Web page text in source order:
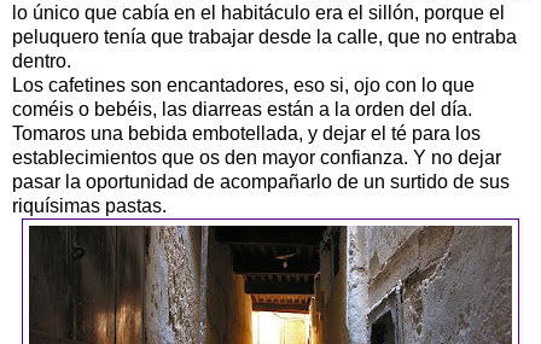
lo único que cabía en el habitáculo era el sillón, porque el
peluquero tenía que trabajar desde la calle, que no entraba
dentro.
Los cafetines son encantadores, eso si, ojo con lo que
coméis o bebéis, las diarreas están a la orden del día.
Tomaros una bebida embotellada, y dejar el té para los
establecimientos que os den mayor confianza. Y no dejar
pasar la oportunidad de acompañarlo de un surtido de sus
riquísimas pastas.